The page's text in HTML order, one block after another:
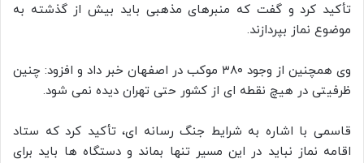
تأکید کرد و گفت که منبرهای مذهبی باید بیش از گذشته به
موضوع نماز بپردازند.
وی همچنین از وجود ۳۸۰ موکب در اصفهان خبر داد و افزود: چنین
ظرفیتی در هیچ نقطه ای از کشور حتی تهران دیده نمی شود.
قاسمی با اشاره به شرایط جنگ رسانه ای، تأکید کرد که ستاد
اقامه نماز نباید در این مسیر تنها بماند و دستگاه ها باید برای